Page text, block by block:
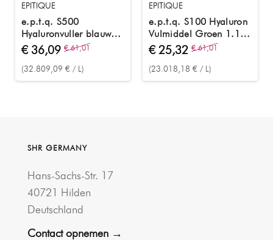
EPITIQUE
e.p.t.q. S500
Hyaluronvuller blauw
1,1 ml
€ 36,09 € 61,01
(32.809,09 € / L)
EPITIQUE
e.p.t.q. S100 Hyaluron
Vulmiddel Groen 1.1
ml
€ 25,32 € 61,01
(23.018,18 € / L)
SHR GERMANY
Hans-Sachs-Str. 17
40721 Hilden
Deutschland
Contact opnemen →